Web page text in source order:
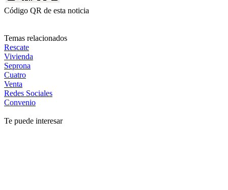
Código QR de esta noticia
Temas relacionados
Rescate
Vivienda
Seprona
Cuatro
Venta
Redes Sociales
Convenio
Te puede interesar